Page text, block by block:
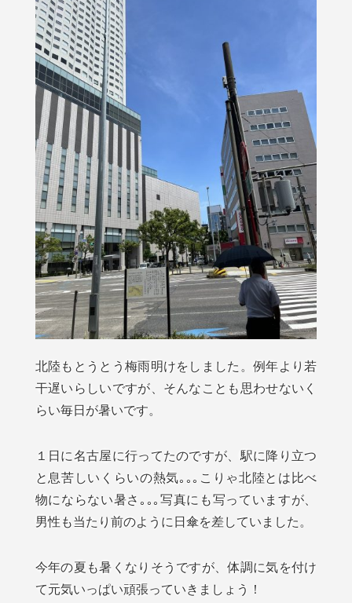
北陸もとうとう梅雨明けをしました。例年より若
干遅いらしいですが、そんなことも思わせないく
らい毎日が暑いです。
１日に名古屋に行ってたのですが、駅に降り立つ
と息苦しいくらいの熱気｡｡｡こりゃ北陸とは比べ
物にならない暑さ｡｡｡写真にも写っていますが、
男性も当たり前のように日傘を差していました。
今年の夏も暑くなりそうですが、体調に気を付け
て元気いっぱい頑張っていきましょう！